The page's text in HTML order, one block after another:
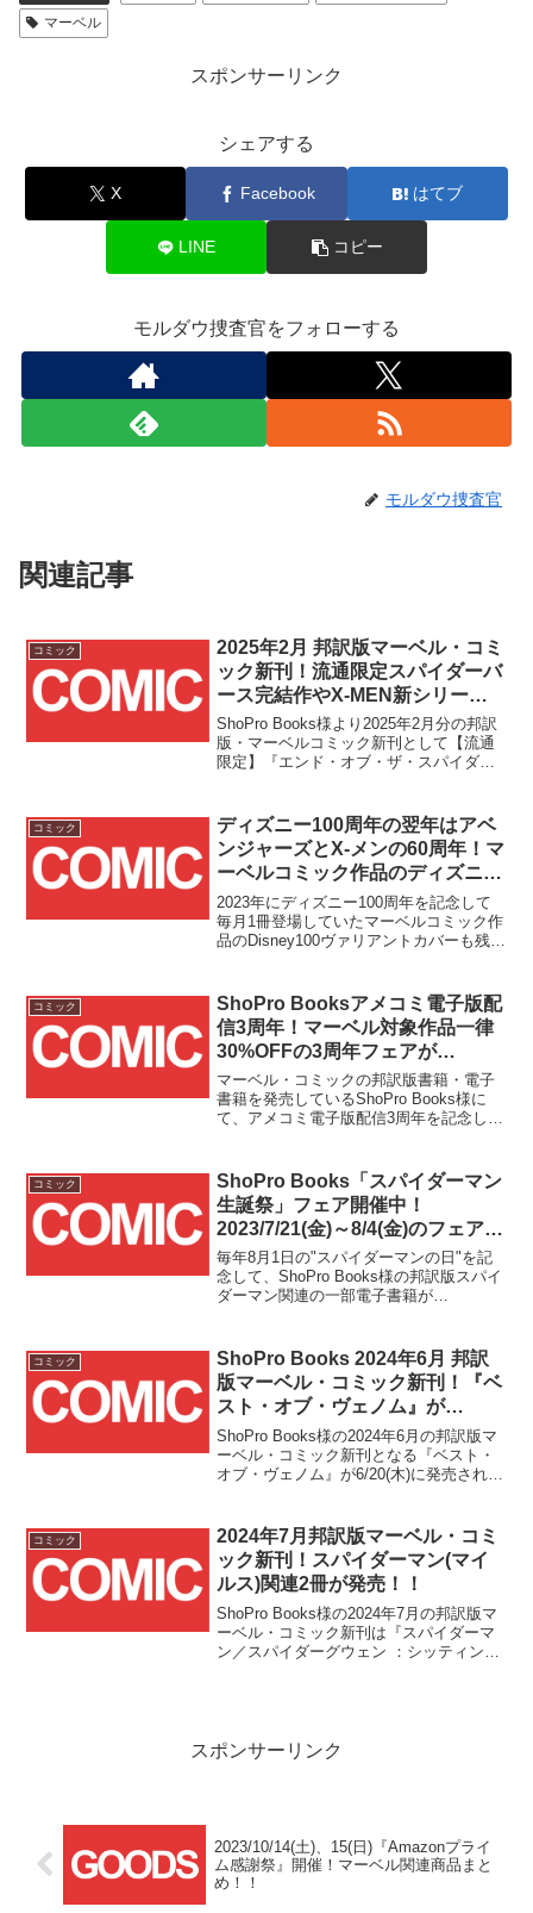
マーベル
スポンサーリンク
シェアする
X Facebook はてブ
LINE コピー
モルダウ捜査官をフォローする
モルダウ捜査官
関連記事
コミック
2025年2月 邦訳版マーベル・コミ
ック新刊！流通限定スパイダーバ
ース完結作やX-MEN新シリー
ズ、マーベルズ・スナップショッ
トの3冊が発売！！
ShoPro Books様より2025年2月分の邦訳
版・マーベルコミック新刊として【流通
限定】『エンド・オブ・ザ・スパイダー
スナップショット』の3冊が2/20(木)に一
挙発売です！！
コミック
ディズニー100周年の翌年はアベ
ンジャーズとX-メンの60周年！マ
ーベルコミック作品のディズニー
コラボヴァリアントカバーは
2024年も継続決定！！
2023年にディズニー100周年を記念して
毎月1冊登場していたマーベルコミック作
品のDisney100ヴァリアントカバーも残す
Marvel Entertainment公式Xアカウントか
ら、来年の新たな企画のアナウンスがあ
りました！！
コミック
ShoPro Booksアメコミ電子版配
信3周年！マーベル対象作品一律
30%OFFの3周年フェアが
2024/1/31(水)から2/13(火)まで開
催！！
マーベル・コミックの邦訳版書籍・電子
書籍を発売しているShoPro Books様に
て、アメコミ電子版配信3周年を記念した
2023年12月から配信がスタートしたDCコ
ミックスの邦訳版電子書籍についても対
象作品の試し読み増量というお得なキャ
ンペーンとなっております！！
コミック
ShoPro Books「スパイダーマン
生誕祭」フェア開催中！
2023/7/21(金)～8/4(金)のフェア期
間中は対象の電子書籍が最大50%
オフ！！
毎年8月1日の"スパイダーマンの日"を記
念して、ShoPro Books様の邦訳版スパイ
ダーマン関連の一部電子書籍が
引が行われるお得なキャンペーンとなっ
ておりますので、電子書籍派の方はお見
逃しなく！！
コミック
ShoPro Books 2024年6月 邦訳
版マーベル・コミック新刊！『ベ
スト・オブ・ヴェノム』が
6/20(木)、流通限定『エクストリ
ーム・ヴェノムバース』が
6/27(木)にそれぞれ発売！！
ShoPro Books様の2024年6月の邦訳版マ
ーベル・コミック新刊となる『ベスト・
オブ・ヴェノム』が6/20(木)に発売されま
ーム・ヴェノムバース』も発売されま
す！！
コミック
2024年7月邦訳版マーベル・コミ
ック新刊！スパイダーマン(マイ
ルス)関連2冊が発売！！
ShoPro Books様の2024年7月の邦訳版マ
ーベル・コミック新刊は『スパイダーマ
ン／スパイダーグウェン ：シッティン
スポンサーリンク
2023/10/14(土)、15(日)『Amazonプライ
ム感謝祭』開催！マーベル関連商品まと
め！！